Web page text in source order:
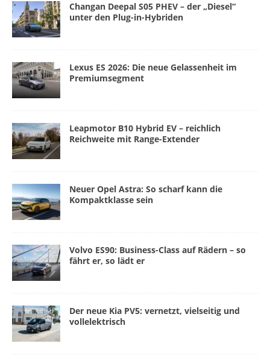
Changan Deepal S05 PHEV – der „Diesel“
unter den Plug-in-Hybriden
Lexus ES 2026: Die neue Gelassenheit im
Premiumsegment
Leapmotor B10 Hybrid EV – reichlich
Reichweite mit Range-Extender
Neuer Opel Astra: So scharf kann die
Kompaktklasse sein
Volvo ES90: Business-Class auf Rädern – so
fährt er, so lädt er
Der neue Kia PV5: vernetzt, vielseitig und
vollelektrisch